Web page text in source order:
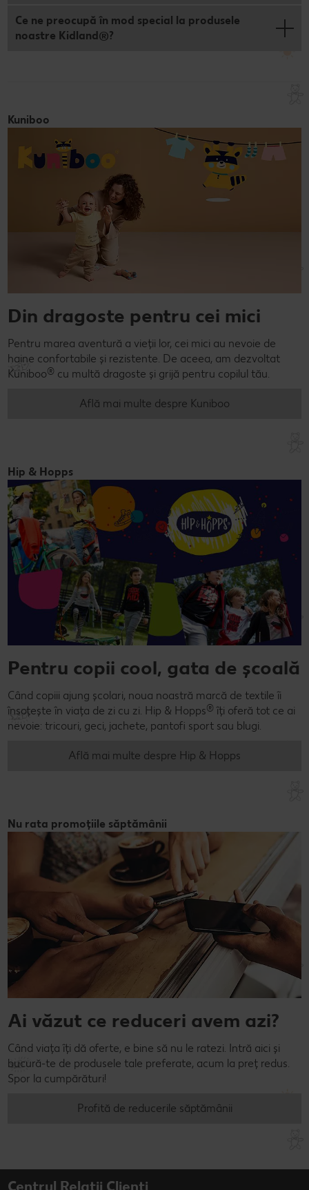
Ce ne preocupă în mod special la produsele
noastre Kidland®?
Kuniboo
Din dragoste pentru cei mici
Pentru marea aventură a vieții lor, cei mici au nevoie de
haine confortabile și rezistente. De aceea, am dezvoltat
Kuniboo® cu multă dragoste și grijă pentru copilul tău.
Află mai multe despre Kuniboo
Hip & Hopps
Pentru copii cool, gata de școală
Când copiii ajung școlari, noua noastră marcă de textile îi
însoțește în viața de zi cu zi. Hip & Hopps® îți oferă tot ce ai
nevoie: tricouri, geci, jachete, pantofi sport sau blugi.
Află mai multe despre Hip & Hopps
Nu rata promoțiile săptămânii
Ai văzut ce reduceri avem azi?
Când viața îți dă oferte, e bine să nu le ratezi. Intră aici și
bucură-te de produsele tale preferate, acum la preț redus.
Spor la cumpărături!
Profită de reducerile săptămânii
Centrul Relații Clienți